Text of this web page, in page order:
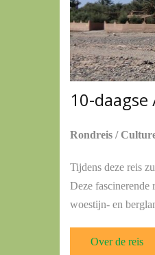
10-daagse
Rondreis /
Tijdens deze reis
Deze fascinerende
woestijn- en
Over de reis